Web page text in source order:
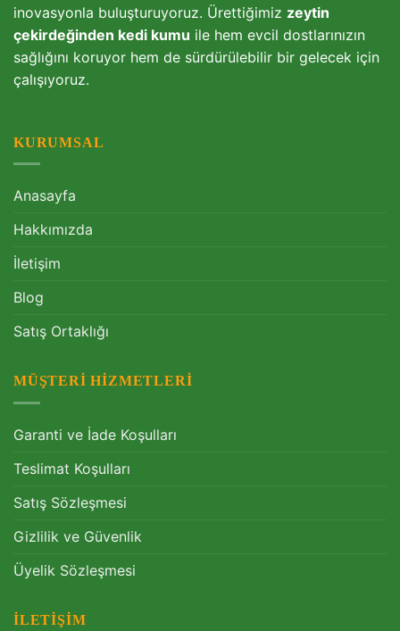
inovasyonla buluşturuyoruz. Ürettiğimiz zeytin
çekirdeğinden kedi kumu ile hem evcil dostlarınızın
sağlığını koruyor hem de sürdürülebilir bir gelecek için
çalışıyoruz.
KURUMSAL
Anasayfa
Hakkımızda
İletişim
Blog
Satış Ortaklığı
MÜŞTERI HIZMETLERI
Garanti ve İade Koşulları
Teslimat Koşulları
Satış Sözleşmesi
Gizlilik ve Güvenlik
Üyelik Sözleşmesi
İLETIŞIM